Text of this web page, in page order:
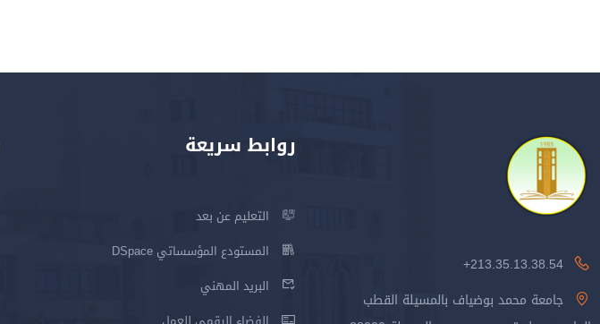
213.35.13.38.54+
جامعة محمد بوضياف بالمسيلة القطب
روابط سريعة
التعليم عن بعد
المستودع المؤسساتي DSpace
البريد المهني